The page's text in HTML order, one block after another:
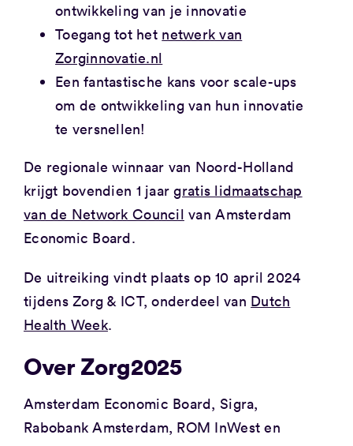
ontwikkeling van je innovatie
Toegang tot het netwerk van
Zorginnovatie.nl
Een fantastische kans voor scale-ups
om de ontwikkeling van hun innovatie
te versnellen!
De regionale winnaar van Noord-Holland
krijgt bovendien 1 jaargratis lidmaatschap
van de Network Council van Amsterdam
Economic Board.
De uitreiking vindt plaats op 10 april 2024
tijdens Zorg & ICT, onderdeel van Dutch
Health Week.
Over Zorg2025
Amsterdam Economic Board, Sigra,
Rabobank Amsterdam, ROM InWest en